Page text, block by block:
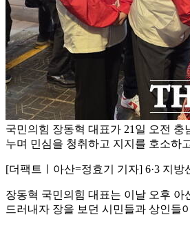
국민의힘 장동혁 대표가 21일 오전
누며 민심을 청취하고 지지를 호소하
[더팩트ㅣ아산=정효기 기자] 6·3 지
장동혁 국민의힘 대표는 이날 오후
드러내자 장을 보던 시민들과 상인들